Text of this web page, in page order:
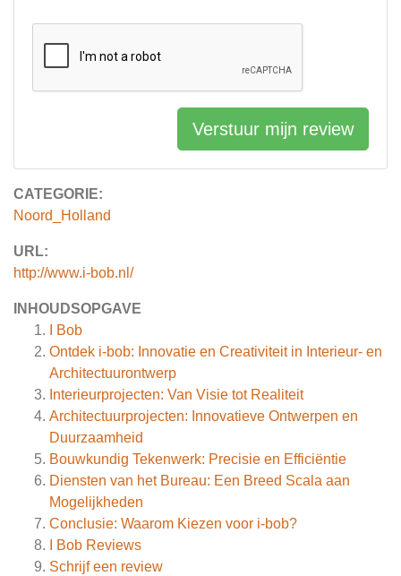
CATEGORIE:
Noord_Holland
URL:
http://www.i-bob.nl/
INHOUDSOPGAVE
I Bob
Ontdek i-bob: Innovatie en Creativiteit in Interieur- en
Architectuurontwerp
Interieurprojecten: Van Visie tot Realiteit
Architectuurprojecten: Innovatieve Ontwerpen en
Duurzaamheid
Bouwkundig Tekenwerk: Precisie en Efficiëntie
Diensten van het Bureau: Een Breed Scala aan
Mogelijkheden
Conclusie: Waarom Kiezen voor i-bob?
I Bob Reviews
Schrijf een review
Verstuur mijn review